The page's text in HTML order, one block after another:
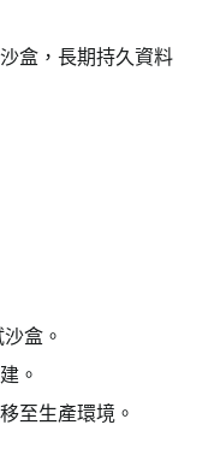
盒，長期持久資料
盒。
。
至生產環境。